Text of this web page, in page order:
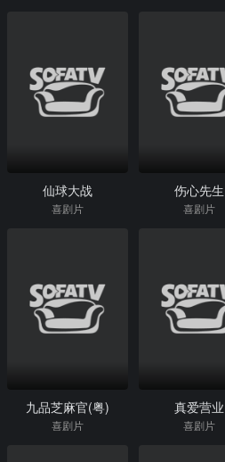
仙球大战
喜剧片
伤心先生
喜剧片
九品芝麻官(粤)
喜剧片
真爱营业
喜剧片